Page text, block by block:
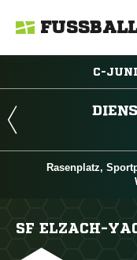
C-
Rasenplatz,
SF ELZACH-